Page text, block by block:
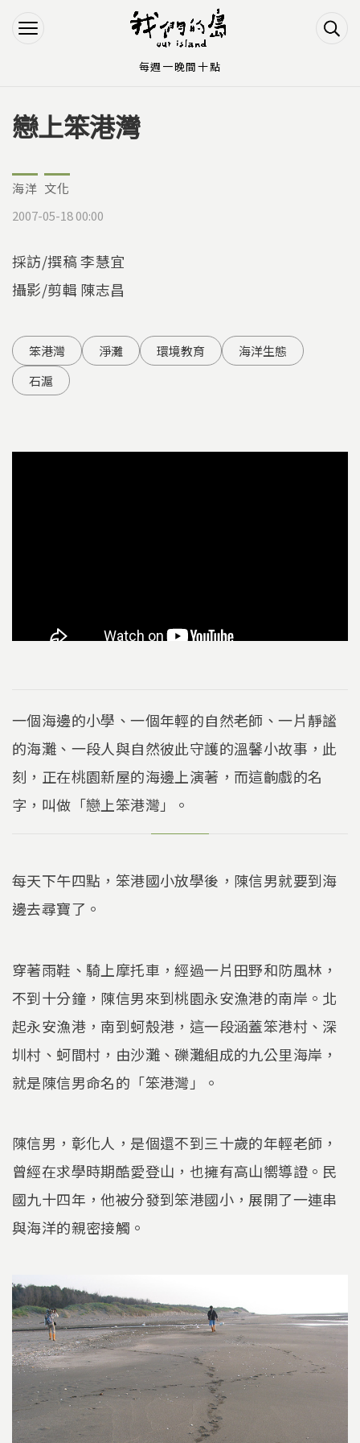
Jump to Navigation
Jump to Main content
您在這裡
戀上笨港灣
海洋 文化
2007-05-18 00:00
採訪/撰稿 李慧宜
攝影/剪輯 陳志昌
笨港灣 淨灘 環境教育
海洋生態
石滬
一個海邊的小學、一個年輕的自然老師、一片靜謐
的海灘、一段人與自然彼此守護的溫馨小故事，此
刻，正在桃園新屋的海邊上演著，而這齣戲的名
字，叫做「戀上笨港灣」。
每天下午四點，笨港國小放學後，陳信男就要到海
邊去尋寶了。
穿著雨鞋、騎上摩托車，經過一片田野和防風林，
不到十分鐘，陳信男來到桃園永安漁港的南岸。北
起永安漁港，南到蚵殼港，這一段涵蓋笨港村、深
圳村、蚵間村，由沙灘、礫灘組成的九公里海岸，
就是陳信男命名的「笨港灣」。
陳信男，彰化人，是個還不到三十歲的年輕老師，
曾經在求學時期酷愛登山，也擁有高山嚮導證。民
國九十四年，他被分發到笨港國小，展開了一連串
與海洋的親密接觸。
每週一晚間十點